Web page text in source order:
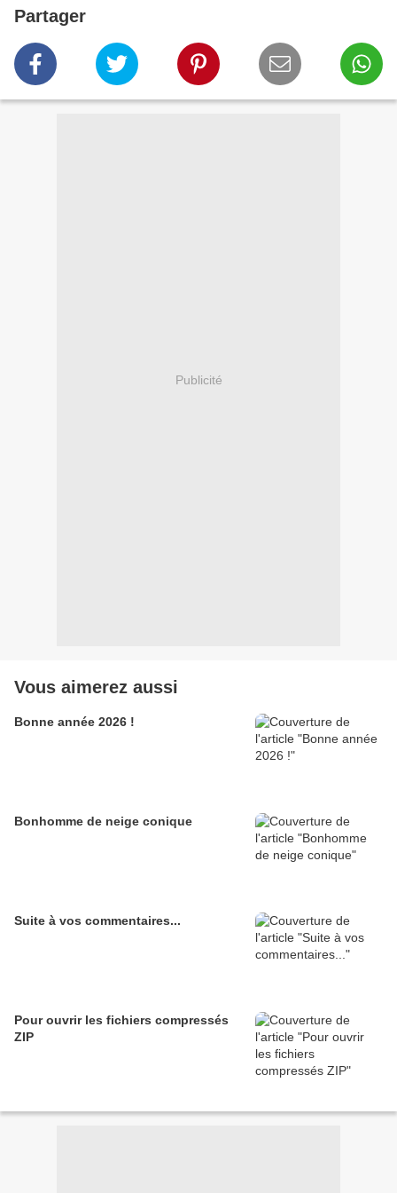
Partager
Publicité
Vous aimerez aussi
Bonne année 2026 !
Bonhomme de neige conique
Suite à vos commentaires...
Pour ouvrir les fichiers compressés
ZIP